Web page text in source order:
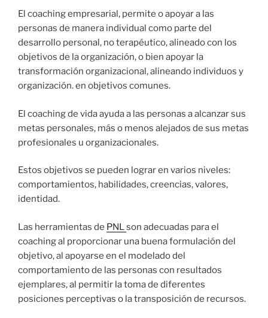
El coaching empresarial, permite o apoyar a las
personas de manera individual como parte del
desarrollo personal, no terapéutico, alineado con los
objetivos de la organización, o bien apoyar la
transformación organizacional, alineando individuos y
organización. en objetivos comunes.
El coaching de vida ayuda a las personas a alcanzar sus
metas personales, más o menos alejados de sus metas
profesionales u organizacionales.
Estos objetivos se pueden lograr en varios niveles:
comportamientos, habilidades, creencias, valores,
identidad.
Las herramientas de PNLson adecuadas para el
coaching al proporcionar una buena formulación del
objetivo, al apoyarse en el modelado del
comportamiento de las personas con resultados
ejemplares, al permitir la toma de diferentes
posiciones perceptivas o la transposición de recursos.